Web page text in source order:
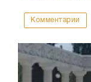
Комментарии